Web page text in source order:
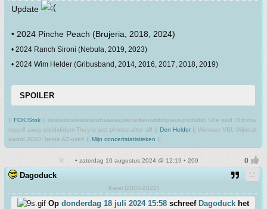
Update
• 2024 Pinche Peach (Brujeria, 2018, 2024)
• 2024 Ranch Sironi (Nebula, 2019, 2023)
• 2024 Wim Helder (Gribusband, 2014, 2016, 2017, 2018, 2019)
SPOILER
FOK!Stok || tatatatatataatatatattaaaaapiediedieuwtididipieuwpidibididi She said I'll throw
myself away pididididum They're just photos after all! || Den Helder || Winnaar VBL Wijndal-
award 2020: beste AZ-user! || Mijn concertstatistieken
• zaterdag 10 augustus 2024 @ 12:19 • 209
Dagoduck
Karel (2003-2022)
Op donderdag 18 juli 2024 15:58 schreef Dagoduck het